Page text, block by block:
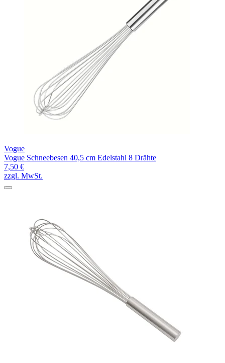
Vogue
Vogue Schneebesen 40,5 cm Edelstahl 8 Drähte
7,50 €
zzgl. MwSt.